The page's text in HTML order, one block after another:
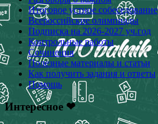
Итоговое устное собеседование
Всероссийские олимпиады
Подписка на 2026-2027 уч.год
Контрольные работы
Сочинения
Полезные материалы и статьи
Как получить задания и ответы
Помощь
Интересное ❤